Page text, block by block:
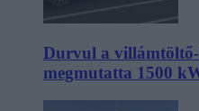
Durvul a
megmutatta 1500